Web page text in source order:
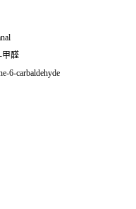
甲醛
6-carbaldehyde